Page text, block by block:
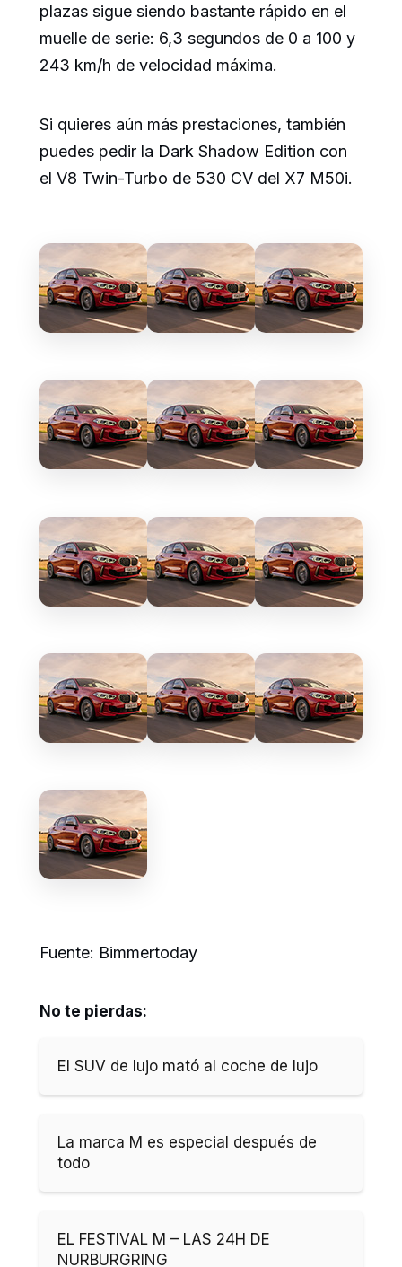
plazas sigue siendo bastante rápido en el
muelle de serie: 6,3 segundos de 0 a 100 y
243 km/h de velocidad máxima.
Si quieres aún más prestaciones, también
puedes pedir la Dark Shadow Edition con
el V8 Twin-Turbo de 530 CV del X7 M50i.
Fuente: Bimmertoday
No te pierdas:
El SUV de lujo mató al coche de lujo
La marca M es especial después de
todo
EL FESTIVAL M – LAS 24H DE
NURBURGRING